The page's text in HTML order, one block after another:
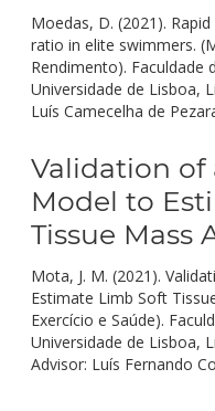
Moedas, D. (2021).
ratio in elite swimmers.
Rendimento). Faculdade
Universidade de Lisboa,
Luís Camecelha de
Validation of
Model to
Tissue Mass
Mota, J. M. (2021).
Estimate Limb Soft
Exercício e Saúde).
Universidade de Lisboa,
Advisor: Luís Fernando